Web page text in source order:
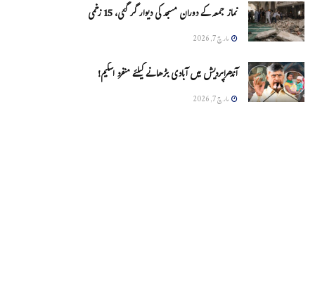
نماز جمعہ کے دوران مسجد کی دیوار گر گئی، 15 زخمی
مارچ 7, 2026
آندھراپردیش میں آبادی بڑھانے کیلئے منفرد اسکیم!
مارچ 7, 2026